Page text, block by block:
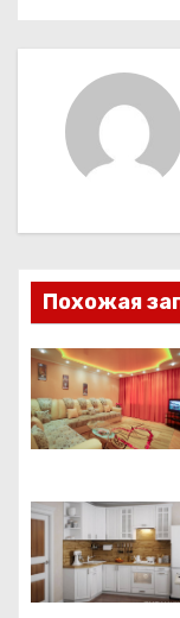
я
п
о
з
а
и
с
Похожая